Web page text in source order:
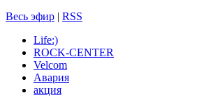
Весь эфир | RSS
Life:)
ROCK-CENTER
Velcom
Авария
акция